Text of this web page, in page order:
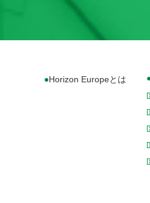
Horizon Europeとは